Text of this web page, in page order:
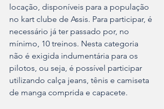
locação, disponíveis para a população
no kart clube de Assis. Para participar, é
necessário já ter passado por, no
mínimo, 10 treinos. Nesta categoria
não é exigida indumentária para os
pilotos, ou seja, é possível participar
utilizando calça jeans, tênis e camiseta
de manga comprida e capacete.